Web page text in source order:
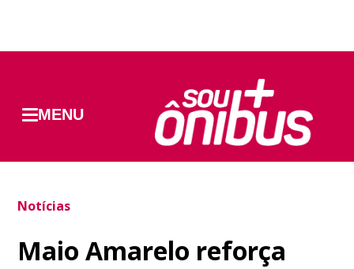
MENU
Notícias
Maio Amarelo reforça